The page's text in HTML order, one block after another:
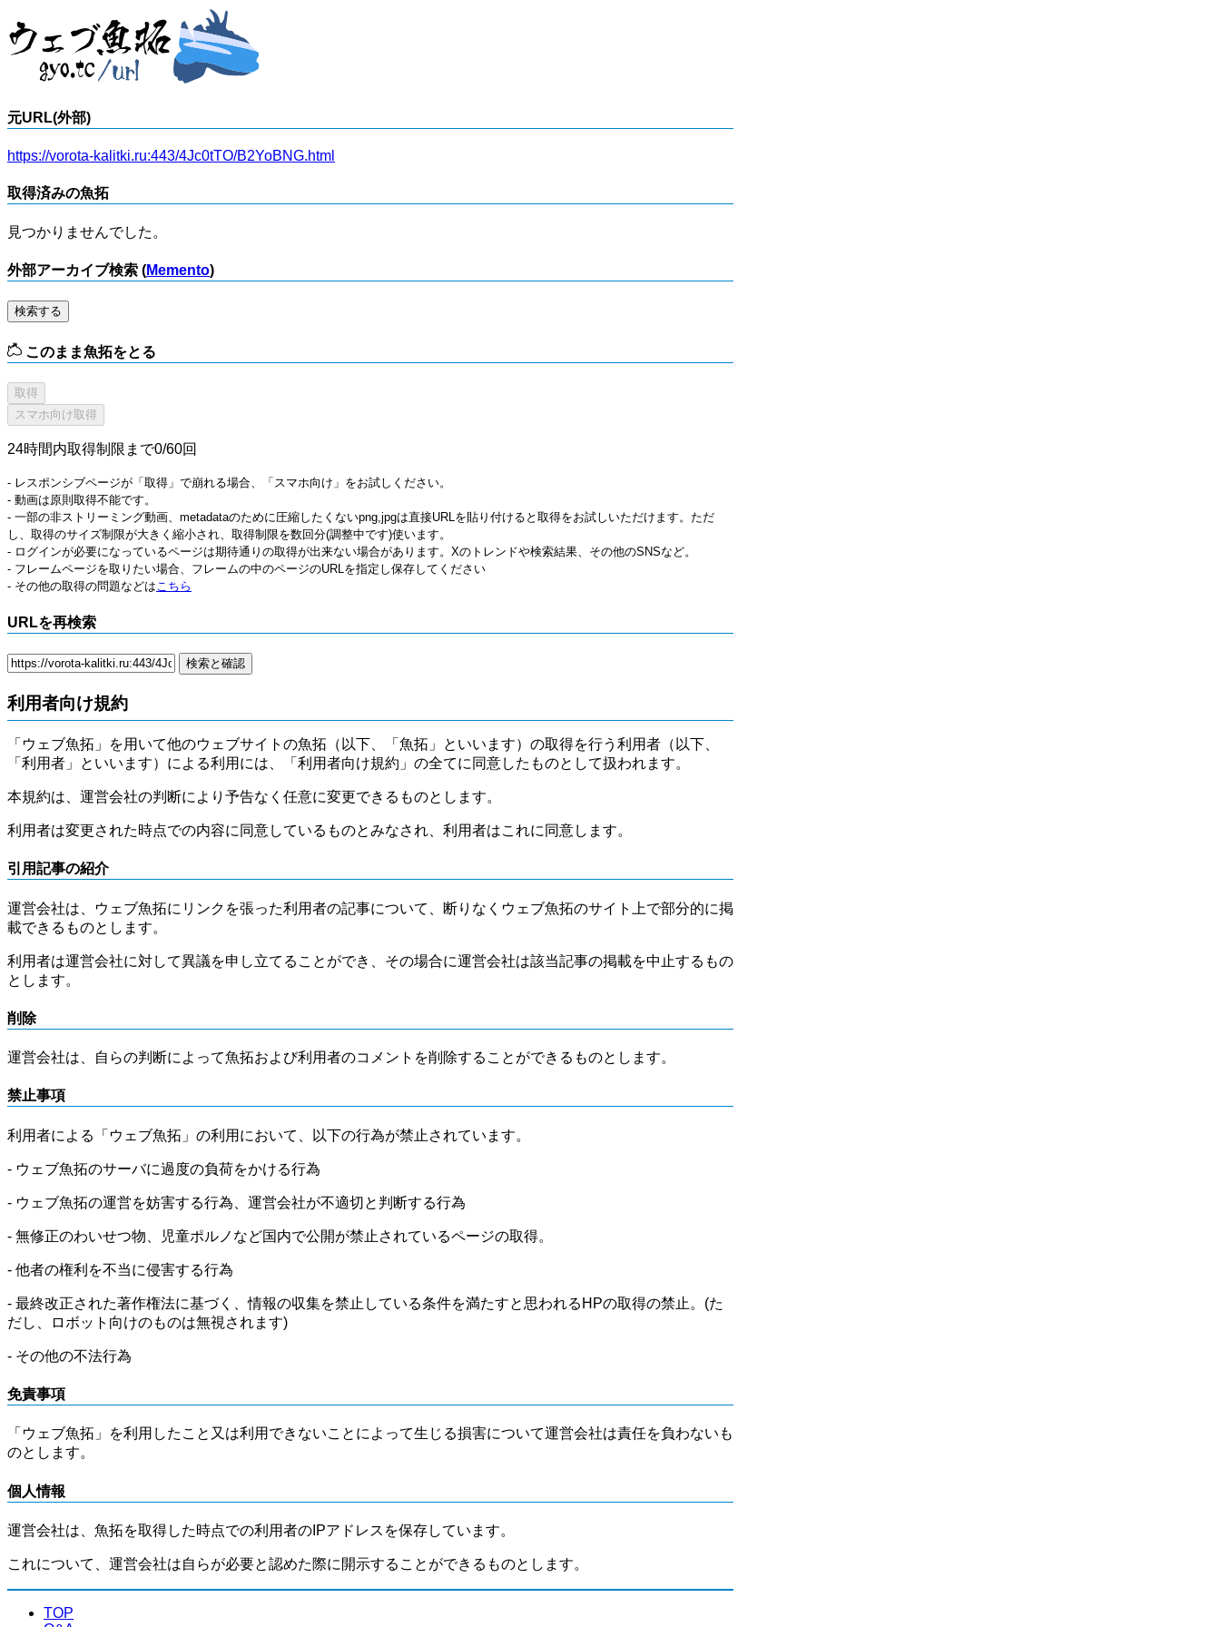
元URL(外部)
https://vorota-kalitki.ru:443/4Jc0tTO/B2YoBNG.html
取得済みの魚拓
見つかりませんでした。
外部アーカイブ検索 (Memento)
検索する
このまま魚拓をとる
24時間内取得制限まで0/60回
- レスポンシブページが「取得」で崩れる場合、「スマホ向け」をお試しください。
- 動画は原則取得不能です。
- 一部の非ストリーミング動画、metadataのために圧縮したくないpng,jpgは直接URLを貼り付けると取得をお試しいただけます。ただ
し、取得のサイズ制限が大きく縮小され、取得制限を数回分(調整中です)使います。
- ログインが必要になっているページは期待通りの取得が出来ない場合があります。Xのトレンドや検索結果、その他のSNSなど。
- フレームページを取りたい場合、フレームの中のページのURLを指定し保存してください
- その他の取得の問題などは こちら
URLを再検索
利用者向け規約
「ウェブ魚拓」を用いて他のウェブサイトの魚拓（以下、「魚拓」といいます）の取得を行う利用者（以下、
「利用者」といいます）による利用には、「利用者向け規約」の全てに同意したものとして扱われます。
本規約は、運営会社の判断により予告なく任意に変更できるものとします。
利用者は変更された時点での内容に同意しているものとみなされ、利用者はこれに同意します。
引用記事の紹介
運営会社は、ウェブ魚拓にリンクを張った利用者の記事について、断りなくウェブ魚拓のサイト上で部分的に掲
載できるものとします。
利用者は運営会社に対して異議を申し立てることができ、その場合に運営会社は該当記事の掲載を中止するもの
とします。
削除
運営会社は、自らの判断によって魚拓および利用者のコメントを削除することができるものとします。
禁止事項
利用者による「ウェブ魚拓」の利用において、以下の行為が禁止されています。
- ウェブ魚拓のサーバに過度の負荷をかける行為
- ウェブ魚拓の運営を妨害する行為、運営会社が不適切と判断する行為
- 無修正のわいせつ物、児童ポルノなど国内で公開が禁止されているページの取得。
- 他者の権利を不当に侵害する行為
- 最終改正された著作権法に基づく、情報の収集を禁止している条件を満たすと思われるHPの取得の禁止。(た
だし、ロボット向けのものは無視されます)
- その他の不法行為
免責事項
「ウェブ魚拓」を利用したこと又は利用できないことによって生じる損害について運営会社は責任を負わないも
のとします。
個人情報
運営会社は、魚拓を取得した時点での利用者のIPアドレスを保存しています。
これについて、運営会社は自らが必要と認めた際に開示することができるものとします。
TOP